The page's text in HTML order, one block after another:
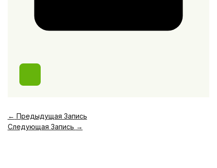
← Предыдущая Запись
Следующая Запись →